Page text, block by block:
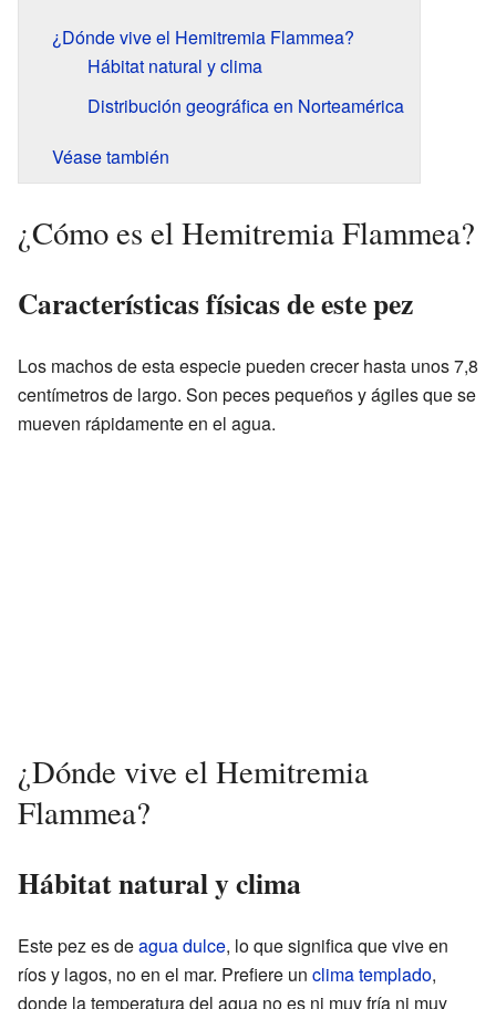
¿Dónde vive el Hemitremia Flammea?
Hábitat natural y clima
Distribución geográfica en Norteamérica
Véase también
¿Cómo es el Hemitremia Flammea?
Características físicas de este pez
Los machos de esta especie pueden crecer hasta unos 7,8
centímetros de largo. Son peces pequeños y ágiles que se
mueven rápidamente en el agua.
¿Dónde vive el Hemitremia
Flammea?
Hábitat natural y clima
Este pez es deagua dulce, lo que significa que vive en
ríos y lagos, no en el mar. Prefiere un clima templado,
donde la temperatura del agua no es ni muy fría ni muy